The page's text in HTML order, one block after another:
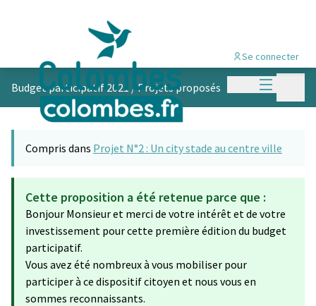
Menu
Se connecter
Budget participatif 2021 /Projets proposés
Compris dans Projet N°2 : Un city stade au centre ville
Cette proposition a été retenue parce que :
Bonjour Monsieur et merci de votre intérêt et de votre
investissement pour cette première édition du budget
participatif.
Vous avez été nombreux à vous mobiliser pour
participer à ce dispositif citoyen et nous vous en
sommes reconnaissants.